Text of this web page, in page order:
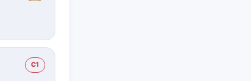
C1